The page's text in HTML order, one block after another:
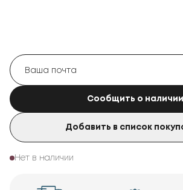
Сообщить о наличии
Добавить в список
Нет в наличии